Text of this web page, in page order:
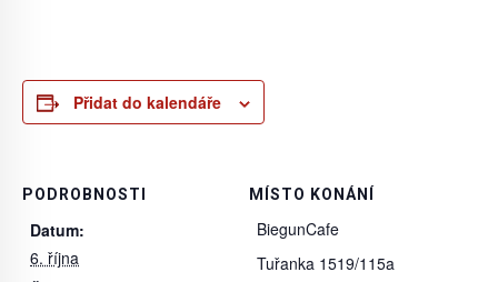
Přidat do kalendáře
PODROBNOSTI
Datum:
6. října
MÍSTO KONÁNÍ
BiegunCafe
Tuřanka 1519/115a